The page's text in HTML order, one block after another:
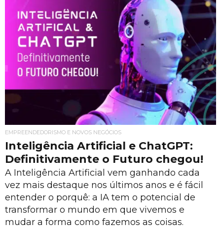
EMPREENDEDORISMO E NOVOS NEGÓCIOS
Inteligência Artificial e ChatGPT:
Definitivamente o Futuro chegou!
A Inteligência Artificial vem ganhando cada
vez mais destaque nos últimos anos e é fácil
entender o porquê: a IA tem o potencial de
transformar o mundo em que vivemos e
mudar a forma como fazemos as coisas.